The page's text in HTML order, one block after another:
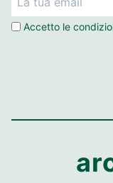
Accetto le